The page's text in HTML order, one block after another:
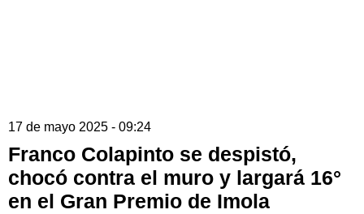
17 de mayo 2025 - 09:24
Franco Colapinto se despistó,
chocó contra el muro y largará 16°
en el Gran Premio de Imola